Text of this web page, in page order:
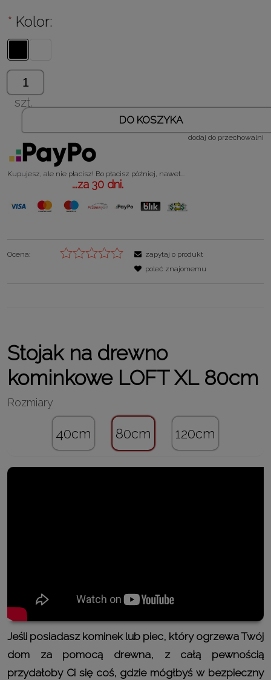
* Kolor:
szt.
DO KOSZYKA
dodaj do przechowalni
Kupujesz, ale nie płacisz! Bo płacisz później, nawet...
...za 30 dni.
Ocena:
zapytaj o produkt
poleć znajomemu
Stojak na drewno
kominkowe LOFTXL 80cm
40cm 80cm 120cm
Jeśli posiadasz kominek lub piec, który ogrzewa Twój
dom za pomocą drewna, z całą pewnością
przydałoby Ci się coś, gdzie mógłbyś w bezpieczny